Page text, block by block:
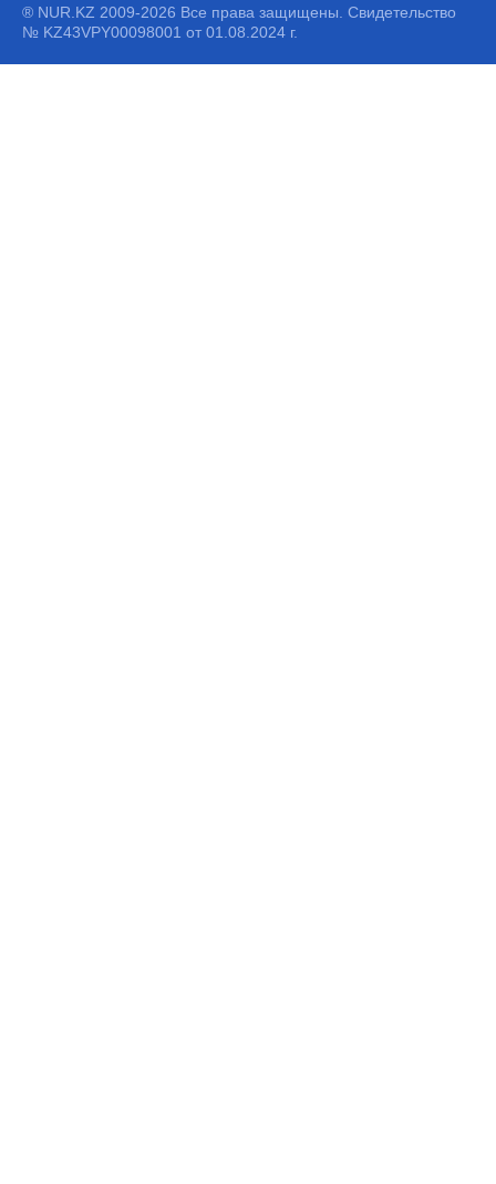
® NUR.KZ 2009-2026 Все права защищены. Свидетельство
№ KZ43VPY00098001 от 01.08.2024 г.